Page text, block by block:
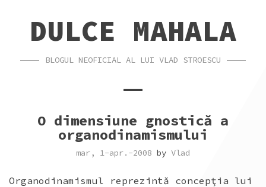
CONTENTDULCE MAHALA
BLOGUL NEOFICIAL AL LUI VLAD STROESCU
O dimensiune gnostică a
organodinamismului
mar, 1-apr.-2008 by Vlad
Organodinamismul reprezintă concepţia lui